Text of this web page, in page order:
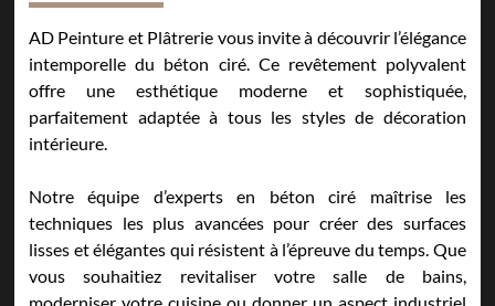
AD Peinture et Plâtrerie vous invite à découvrir l’élégance
intemporelle du béton ciré. Ce revêtement polyvalent
offre une esthétique moderne et sophistiquée,
parfaitement adaptée à tous les styles de décoration
intérieure.
Notre équipe d’experts en béton ciré maîtrise les
techniques les plus avancées pour créer des surfaces
lisses et élégantes qui résistent à l’épreuve du temps. Que
vous souhaitiez revitaliser votre salle de bains,
moderniser votre cuisine ou donner un aspect industriel